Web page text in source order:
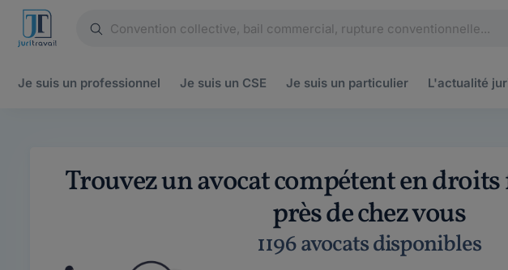
Je suis un professionnel Je suis un CSE Je suis un particulier L'actualité
Trouvez un avocat compétent en
près de chez vous
1196 avocats disponibles